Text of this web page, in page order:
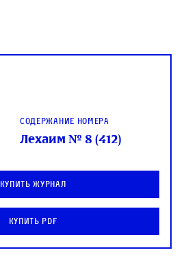
Содержание номера
Лехаим № 8 (412)
Купить журнал
Купить PDF